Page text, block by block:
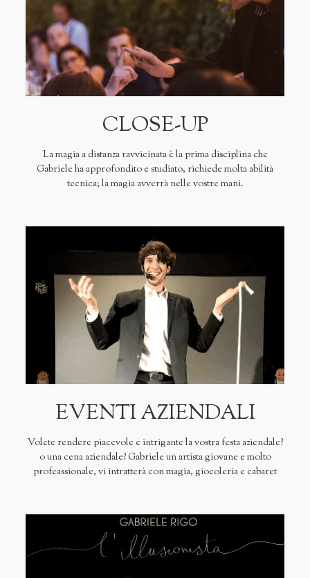
CLOSE-UP
La magia a distanza ravvicinata è la prima disciplina che
Gabriele ha approfondito e studiato, richiede molta abilità
tecnica; la magia avverrà nelle vostre mani.
EVENTI AZIENDALI
Volete rendere piacevole e intrigante la vostra festa aziendale?
o una cena aziendale? Gabriele un artista giovane e molto
profeassionale, vi intratterà con magia, giocoleria e cabaret